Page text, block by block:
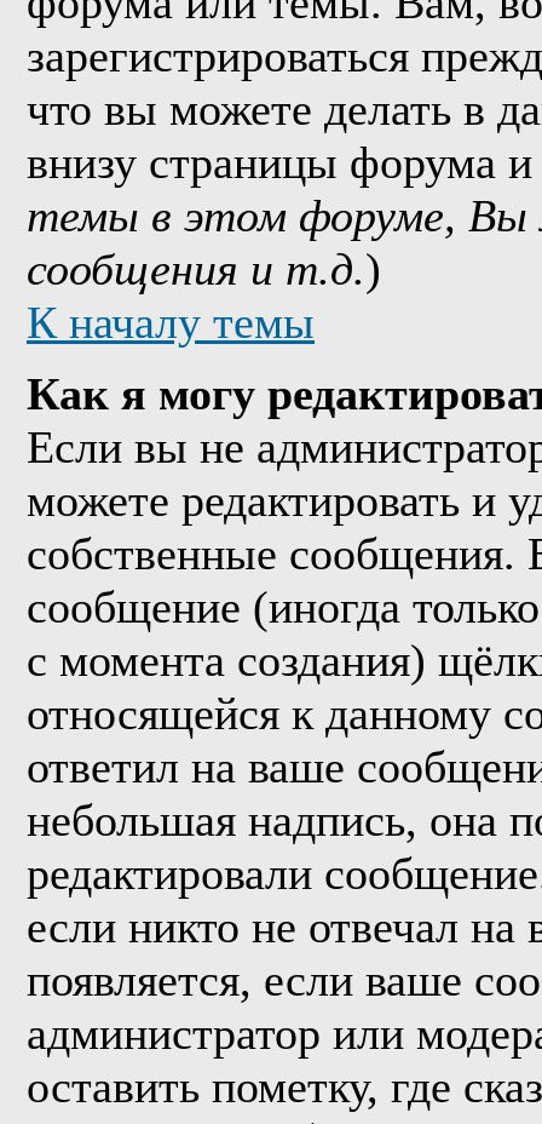
зарегистрироваться
что вы можете делать в
внизу страницы форума
темы в этом форуме,
сообщения и т.д.)
К началу темы
Как я могу
Если вы не
можете редактировать и
собственные сообщения.
сообщение (иногда
с момента создания)
относящейся к данному
ответил на ваше
небольшая надпись, она
редактировали
если никто не отвечал
появляется, если ваше
администратор или
оставить пометку, где